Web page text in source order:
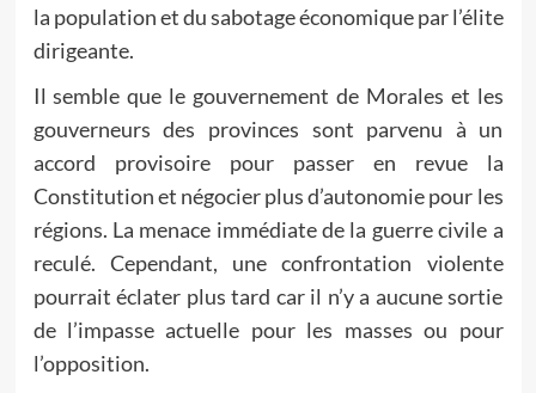
la population et du sabotage économique par l’élite
dirigeante.
Il semble que le gouvernement de Morales et les
gouverneurs des provinces sont parvenu à un
accord provisoire pour passer en revue la
Constitution et négocier plus d’autonomie pour les
régions. La menace immédiate de la guerre civile a
reculé. Cependant, une confrontation violente
pourrait éclater plus tard car il n’y a aucune sortie
de l’impasse actuelle pour les masses ou pour
l’opposition.